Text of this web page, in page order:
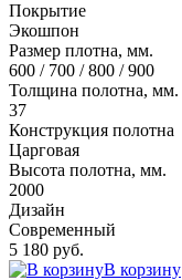
Покрытие
Экошпон
Размер плотна, мм.
600 / 700 / 800 / 900
Толщина полотна, мм.
37
Конструкция полотна
Царговая
Высота полотна, мм.
2000
Дизайн
Современный
5 180 руб.
В корзину